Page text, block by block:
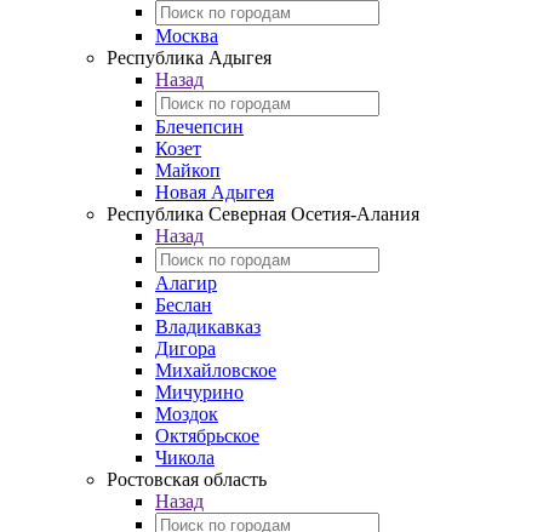
Москва
Республика Адыгея
Назад
Блечепсин
Козет
Майкоп
Новая Адыгея
Республика Северная Осетия-Алания
Назад
Алагир
Беслан
Владикавказ
Дигора
Михайловское
Мичурино
Моздок
Октябрьское
Чикола
Ростовская область
Назад